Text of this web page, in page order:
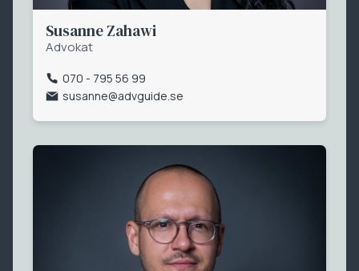
Susanne Zahawi
Advokat
070 - 795 56 99
susanne@advguide.se